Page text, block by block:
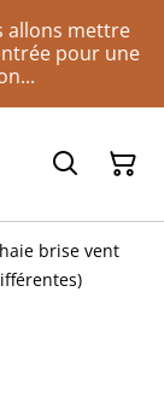
allons mettre
pour une
brise vent